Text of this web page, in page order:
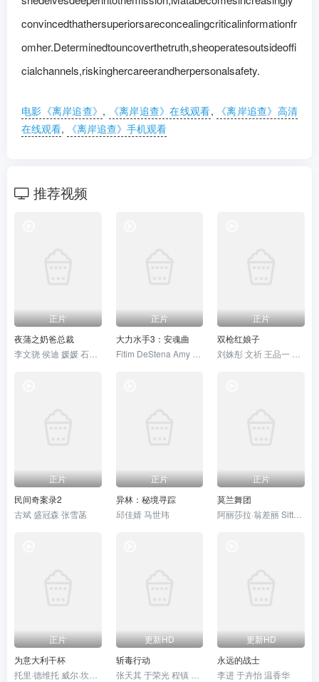
convincedthathersuperiorsareconcealingcriticalinformationfr
omher.Determinedtouncoverthetruth,sheoperatesoutsideoffi
cialchannels,riskinghercareerandherpersonalsafety.
电影《离岸追查》 , 《离岸追查》在线观看,
《离岸追查》高清
在线观看, 《离岸追查》手机观看
推荐视频
正片
夜蒲之奶爸总裁
李文骁 侯迪 媛媛 石承昊
正片
大力水手3：安魂曲
Fitim DeStena Amy Gibbons Jack Hyde史蒂芬·莫瑞
正片
双枪红娘子
刘姝彤 文祈 王品一 谢宁
正片
民间奇案录2
古斌 盛冠森 张雪菡
正片
异林：秘境寻踪
邱佳婧 马世玮
正片
莫兰舞团
正片
为意大利干杯
更新HD
斩毒行动
更新HD
永远的战士
李进 于卉怡 温香华